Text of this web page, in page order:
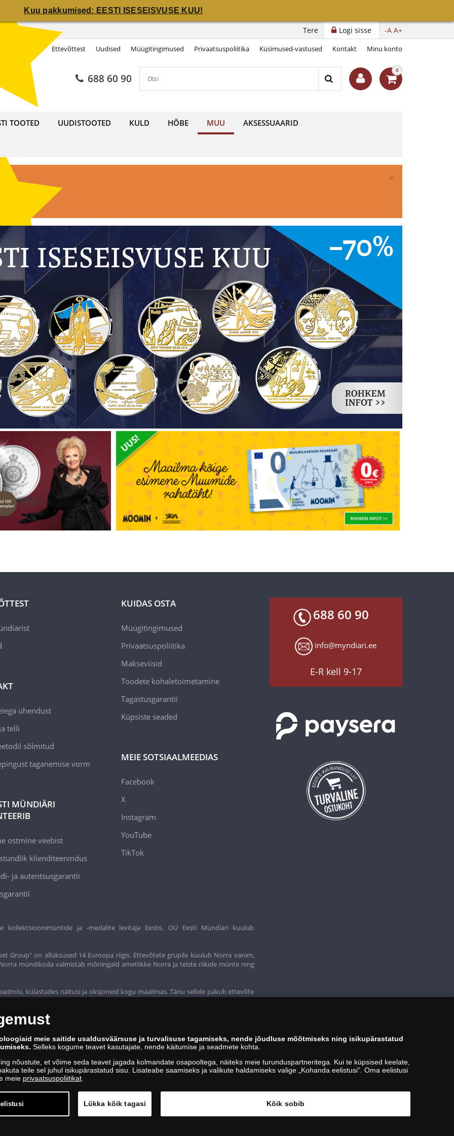
Kuu pakkumised: EESTI ISESEISVUSE KUU!
-A A+
Logi sisse
Tere
Ettevõttest Uudised Müügitingimused Privaatsuspoliitika Küsimused-vastused Kontakt Minu konto
4.7
688 60 90
0
TOOTED UUDISTOOTED KULD HÕBE MUU AKSESSUAARID
×
ühendust
telli
sõlmitud
taganemise vorm
MÜNDIÄRI
ostmine veebist
klienditeenindus
ja autentsusgarantii
KUIDAS OSTA
Müügitingimused
Privaatsuspoliitika
Makseviisid
Toodete kohaletoimetamine
Tagastusgarantii
Küpsiste seaded
MEIE SOTSIAALMEEDIAS
Facebook
X
Instagram
YouTube
TikTok
688 60 90
info@myndiari.ee
E-R kell 9-17
kollektsioonimüntide ja -medalite levitaja Eestis. OÜ Eesti Mündiäri kuulub
Group" on allüksused 14 Euroopa riigis. Ettevõtete grupile kuulub Norra vanim,
mündikoda valmistab mõningaid ametlikke Norra ja teiste riikide münte ning
külastades näitusi ja oksjoneid kogu maailmas. Tänu sellele pakub ettevõte
Kuu pakkumised: EESTI ISESEISVUSE KUU!
meie saitide usaldusväärsuse ja turvalisuse tagamiseks, nende jõudluse mõõtmiseks ning isikupärastatud
Selleks kogume teavet kasutajate, nende käitumise ja seadmete kohta.
nõustute, et võime seda teavet jagada kolmandate osapooltega, näiteks meie turunduspartneritega. Kui te küpsised keelate,
teile sel juhul isikupärastatud sisu. Lisateabe saamiseks ja valikute haldamiseks valige „Kohanda eelistusi”. Oma eelistusi
meie privaatsuspoliitikat
Lükka kõik tagasi Kõik sobib